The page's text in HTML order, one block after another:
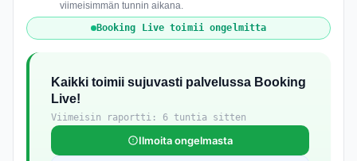
viimeisimmän tunnin aikana.
Booking Live toimii ongelmitta
Kaikki toimii sujuvasti palvelussa Booking
Live!
Viimeisin raportti: 6 tuntia sitten
Ilmoita ongelmasta